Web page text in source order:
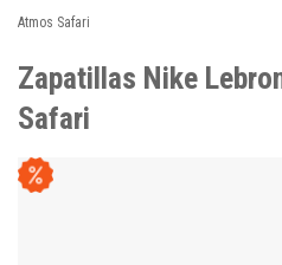
Atmos Safari
Zapatillas Nike
Safari